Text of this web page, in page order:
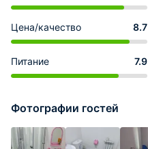
Цена/качество 8.7
Питание 7.9
Фотографии гостей